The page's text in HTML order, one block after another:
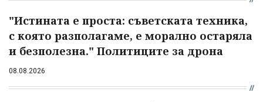
"Истината е проста: съветската техника,
с която разполагаме, е морално остаряла
и безполезна." Политиците за дрона
08.08.2026